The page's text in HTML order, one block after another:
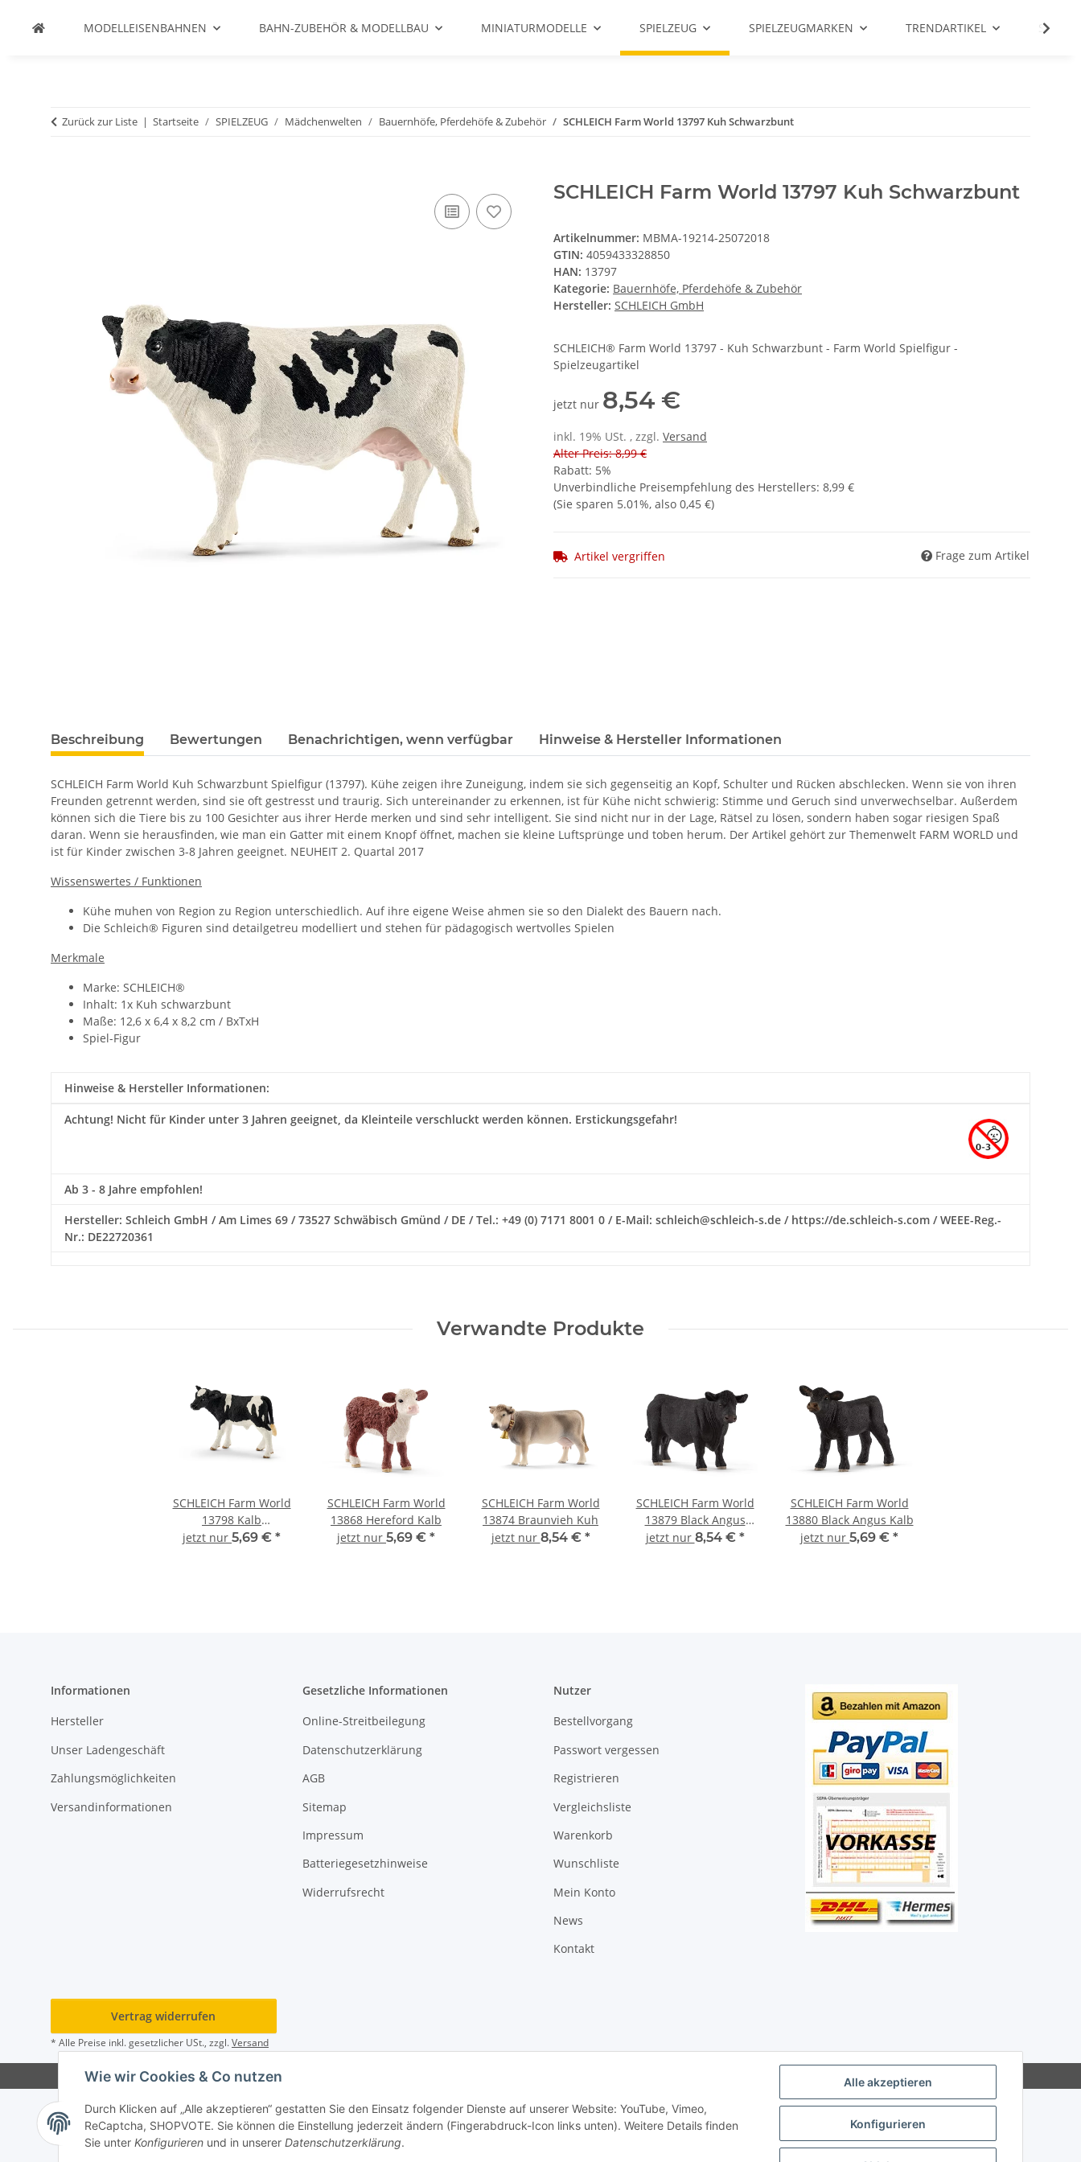
Alle akzeptieren
Konfigurieren
Wie wir Cookies & Co nutzen
Durch Klicken auf „Alle akzeptieren“ gestatten Sie den Einsatz folgender Dienste auf unserer Website: YouTube, Vimeo,
ReCaptcha, SHOPVOTE. Sie können die Einstellung jederzeit ändern (Fingerabdruck-Icon links unten). Weitere Details finden
Sie unter Konfigurieren und in unserer Datenschutzerklärung.
MODELLEISENBAHNEN BAHN-ZUBEHÖR & MODELLBAU MINIATURMODELLE SPIELZEUG SPIELZEUGMARKEN TRENDARTIKEL SALE %
Zurück zur Liste Startseite SPIELZEUG Mädchenwelten Bauernhöfe, Pferdehöfe & Zubehör SCHLEICH Farm World 13797 Kuh Schwarzbunt
SCHLEICH Farm World 13797 Kuh Schwarzbunt
Artikelnummer: MBMA-19214-25072018
GTIN: 4059433328850
HAN: 13797
Kategorie: Bauernhöfe, Pferdehöfe & Zubehör
Hersteller: SCHLEICH GmbH
SCHLEICH® Farm World 13797 - Kuh Schwarzbunt - Farm World Spielfigur -
Spielzeugartikel
jetzt nur 8,54 €
inkl. 19% USt. , zzgl. Versand
Alter Preis: 8,99 €
Rabatt: 5%
Unverbindliche Preisempfehlung des Herstellers: 8,99 €
(Sie sparen 5.01%, also 0,45 €)
Artikel vergriffen Frage zum Artikel
Beschreibung Bewertungen Benachrichtigen, wenn verfügbar Hinweise & Hersteller Informationen
SCHLEICH Farm World Kuh Schwarzbunt Spielfigur (13797). Kühe zeigen ihre Zuneigung, indem sie sich gegenseitig an Kopf, Schulter und Rücken abschlecken. Wenn sie von ihren
Freunden getrennt werden, sind sie oft gestresst und traurig. Sich untereinander zu erkennen, ist für Kühe nicht schwierig: Stimme und Geruch sind unverwechselbar. Außerdem
können sich die Tiere bis zu 100 Gesichter aus ihrer Herde merken und sind sehr intelligent. Sie sind nicht nur in der Lage, Rätsel zu lösen, sondern haben sogar riesigen Spaß
daran. Wenn sie herausfinden, wie man ein Gatter mit einem Knopf öffnet, machen sie kleine Luftsprünge und toben herum. Der Artikel gehört zur Themenwelt FARM WORLD und
ist für Kinder zwischen 3-8 Jahren geeignet. NEUHEIT 2. Quartal 2017
Wissenswertes / Funktionen
Kühe muhen von Region zu Region unterschiedlich. Auf ihre eigene Weise ahmen sie so den Dialekt des Bauern nach.
Die Schleich® Figuren sind detailgetreu modelliert und stehen für pädagogisch wertvolles Spielen
Merkmale
Marke: SCHLEICH®
Inhalt: 1x Kuh schwarzbunt
Maße: 12,6 x 6,4 x 8,2 cm / BxTxH
Spiel-Figur
Hinweise & Hersteller Informationen:
Achtung! Nicht für Kinder unter 3 Jahren geeignet, da Kleinteile verschluckt werden können. Erstickungsgefahr!
Ab 3 - 8 Jahre empfohlen!
Hersteller: Schleich GmbH / Am Limes 69 / 73527 Schwäbisch Gmünd / DE / Tel.: +49 (0) 7171 8001 0 / E-Mail: schleich@schleich-s.de / https://de.schleich-s.com / WEEE-Reg.-
Nr.: DE22720361
Verwandte Produkte
SCHLEICH Farm World
13798 Kalb
Schwarzbunt
jetzt nur 5,69 € *
SCHLEICH Farm World
13868 Hereford Kalb
jetzt nur 5,69 € *
SCHLEICH Farm World
13874 Braunvieh Kuh
jetzt nur 8,54 € *
SCHLEICH Farm World
13879 Black Angus
Bulle
jetzt nur 8,54 € *
SCHLEICH Farm World
13880 Black Angus Kalb
jetzt nur 5,69 € *
Informationen
Hersteller
Unser Ladengeschäft
Zahlungsmöglichkeiten
Versandinformationen
Gesetzliche Informationen
Online-Streitbeilegung
Datenschutzerklärung
AGB
Sitemap
Impressum
Batteriegesetzhinweise
Widerrufsrecht
Nutzer
Bestellvorgang
Passwort vergessen
Registrieren
Vergleichsliste
Warenkorb
Wunschliste
Mein Konto
News
Kontakt
Vertrag widerrufen
* Alle Preise inkl. gesetzlicher USt., zzgl.Versand